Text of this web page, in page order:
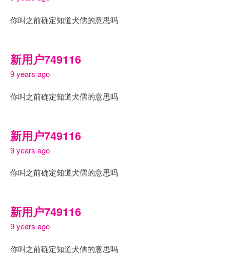
你叫之前确定知道犬儒的意思吗
新用户749116
9 years ago
你叫之前确定知道犬儒的意思吗
新用户749116
9 years ago
你叫之前确定知道犬儒的意思吗
新用户749116
9 years ago
你叫之前确定知道犬儒的意思吗